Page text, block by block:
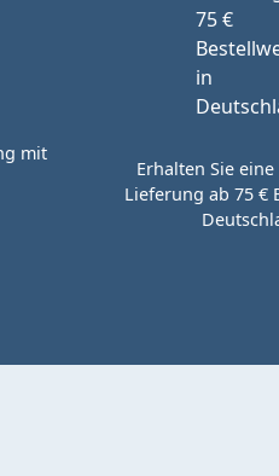
mit
Erhalten Sie
Lieferung ab 75 €